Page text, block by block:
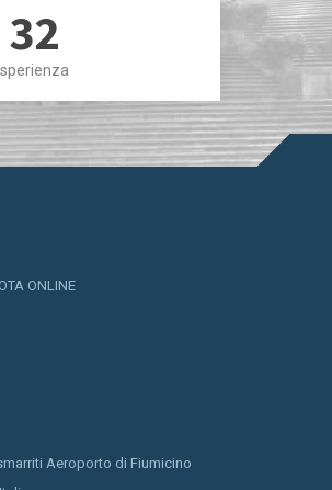
32
ONLINE
Aeroporto di Fiumicino